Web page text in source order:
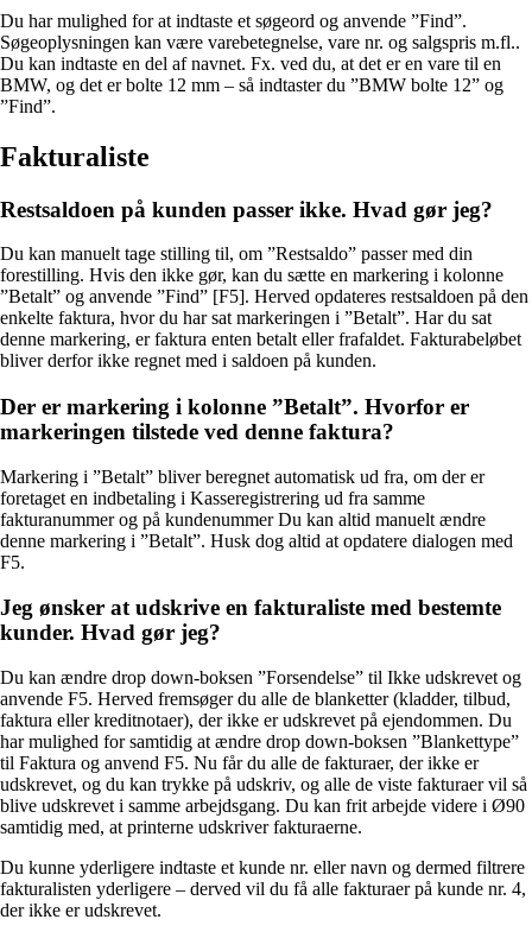
Du har mulighed for at indtaste et søgeord og anvende ”Find”.
Søgeoplysningen kan være varebetegnelse, vare nr. og salgspris m.fl..
Du kan indtaste en del af navnet. Fx. ved du, at det er en vare til en
BMW, og det er bolte 12 mm – så indtaster du ”BMW bolte 12” og
”Find”.
Fakturaliste
Restsaldoen på kunden passer ikke. Hvad gør jeg?
Du kan manuelt tage stilling til, om ”Restsaldo” passer med din
forestilling. Hvis den ikke gør, kan du sætte en markering i kolonne
”Betalt” og anvende ”Find” [F5]. Herved opdateres restsaldoen på den
enkelte faktura, hvor du har sat markeringen i ”Betalt”. Har du sat
denne markering, er faktura enten betalt eller frafaldet. Fakturabeløbet
bliver derfor ikke regnet med i saldoen på kunden.
Der er markering i kolonne ”Betalt”. Hvorfor er
markeringen tilstede ved denne faktura?
Markering i ”Betalt” bliver beregnet automatisk ud fra, om der er
foretaget en indbetaling i Kasseregistrering ud fra samme
fakturanummer og på kundenummer Du kan altid manuelt ændre
denne markering i ”Betalt”. Husk dog altid at opdatere dialogen med
F5.
Jeg ønsker at udskrive en fakturaliste med bestemte
kunder. Hvad gør jeg?
Du kan ændre drop down-boksen ”Forsendelse” til Ikke udskrevet og
anvende F5. Herved fremsøger du alle de blanketter (kladder, tilbud,
faktura eller kreditnotaer), der ikke er udskrevet på ejendommen. Du
har mulighed for samtidig at ændre drop down-boksen ”Blankettype”
til Faktura og anvend F5. Nu får du alle de fakturaer, der ikke er
udskrevet, og du kan trykke på udskriv, og alle de viste fakturaer vil så
blive udskrevet i samme arbejdsgang. Du kan frit arbejde videre i Ø90
samtidig med, at printerne udskriver fakturaerne.
Du kunne yderligere indtaste et kunde nr. eller navn og dermed filtrere
fakturalisten yderligere – derved vil du få alle fakturaer på kunde nr. 4,
der ikke er udskrevet.